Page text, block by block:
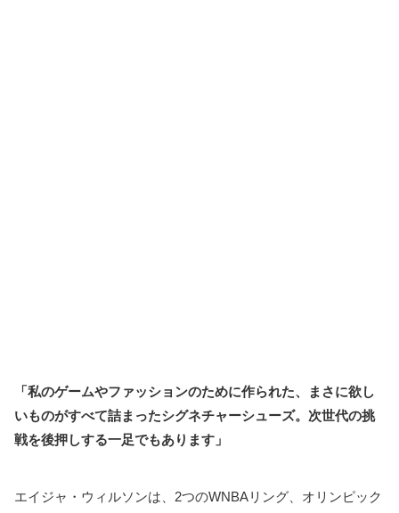
「私のゲームやファッションのために作られた、まさに欲し
いものがすべて詰まったシグネチャーシューズ。次世代の挑
戦を後押しする一足でもあります」
エイジャ・ウィルソンは、2つのWNBAリング、オリンピック